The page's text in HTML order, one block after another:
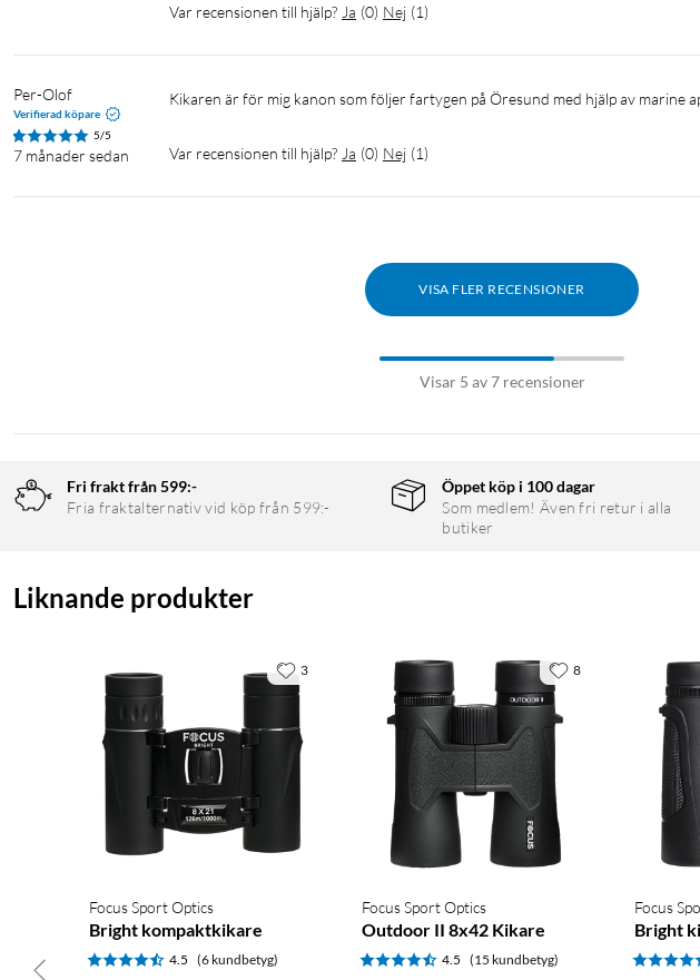
Var recensionen till hjälp? Ja (0) Nej (1)
Per-Olof
Verifierad köpare
5/5
7 månader sedan
Kikaren är för mig kanon som följer fartygen på Öresund med hjälp av marine
Var recensionen till hjälp? Ja (0) Nej (1)
VISA FLER RECENSIONER
Visar 5 av 7 recensioner
Fri frakt från 599:-
Fria fraktalternativ vid köp från 599:-
Öppet köp i 100 dagar
Som medlem! Även fri retur i alla
butiker
Liknande produkter
Focus Sport Optics
Bright kompaktkikare
4.5 (6 kundbetyg)
3
Focus Sport Optics
Outdoor II 8x42 Kikare
4.5 (15 kundbetyg)
8
Focus
Bright